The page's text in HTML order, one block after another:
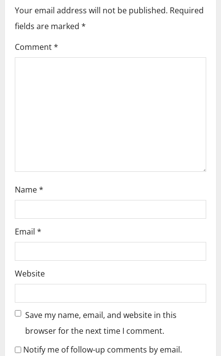
i
g
a
Your email address will not be published. Required
fields are marked *
Comment*
Name*
Email *
Website
Save my name, email, and website in this
browser for the next time I comment.
Notify me of follow-up comments by email.